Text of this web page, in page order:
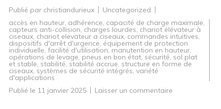
Publié par christiandurieux
Uncategorized
accès en hauteur, adhérence, capacité de charge maximale,
capteurs anti-collision, charges lourdes, chariot élévateur à
ciseaux, chariot elevateur a ciseaux, commandes intuitives,
dispositifs d'arrêt d'urgence, équipement de protection
individuelle, facilité d'utilisation,manutention en hauteur,
opérations de levage, pneus en bon état, sécurité, sol plat
et stable, stabilité, stabilité accrue, structure en forme de
ciseaux, systèmes de sécurité intégrés, variété
d'applications
Publié le 11 janvier 2025 Laisser un commentaire